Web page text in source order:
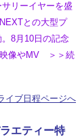
リーイヤーを盛
との大型プ
8月10日の記念
映像やMV ＞＞続
イブ日程ページへ
エティー特